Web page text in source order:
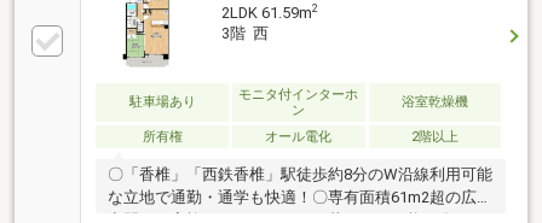
2LDK 61.59m2
3階 西
駐車場あり
モニタ付インターホ
ン
浴室乾燥機
所有権 オール電化 2階以上
〇「香椎」「西鉄香椎」駅徒歩約8分のW沿線利用可能
な立地で通勤・通学も快適！〇専有面積61m2超の広々